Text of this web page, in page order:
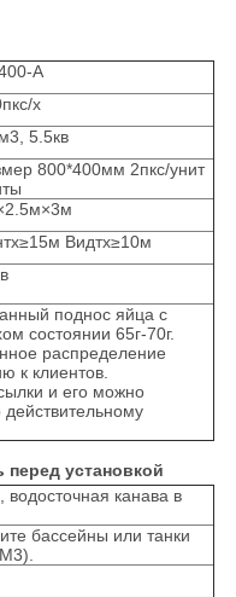
А
х
5.5кв
800*400мм 2пкс/унит
Видтх≥10м
поднос яйца с
состоянии 65г-70г.
распределение
к клиентов.
и его можно
действительному
установкой
канава в
бассейны или танки